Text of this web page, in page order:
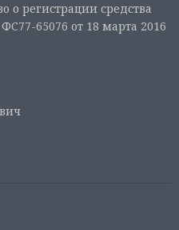
о регистрации средства
65076 от 18 марта 2016